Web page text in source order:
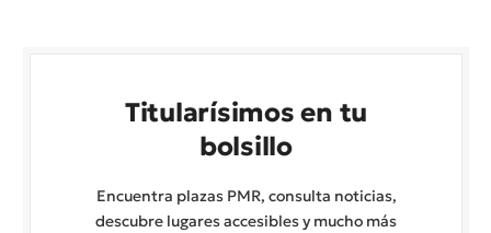
Titularísimos en tu
bolsillo
Encuentra plazas PMR, consulta noticias,
descubre lugares accesibles y mucho más